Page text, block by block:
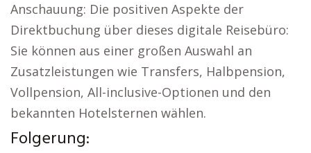
Anschauung: Die positiven Aspekte der
Direktbuchung über dieses digitale Reisebüro:
Sie können aus einer großen Auswahl an
Zusatzleistungen wie Transfers, Halbpension,
Vollpension, All-inclusive-Optionen und den
bekannten Hotelsternen wählen.
Folgerung: